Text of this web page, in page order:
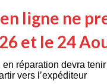
ligne ne
et le 24
réparation devra
vers l’expéditeur